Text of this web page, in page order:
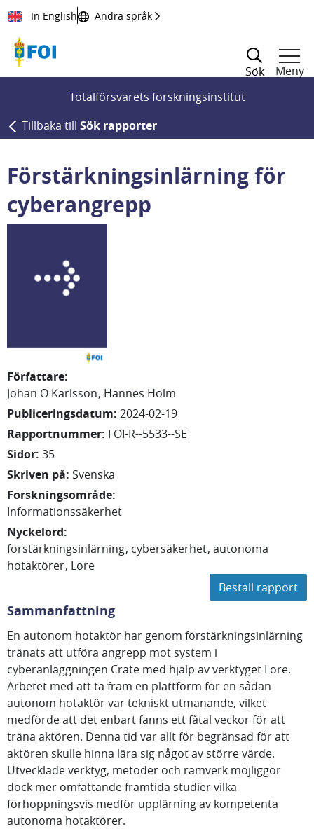
Till innehållet
In English Andra språk
Sök
Meny
Totalförsvarets forskningsinstitut
Tillbaka till Sök rapporter
Förstärkningsinlärning för
cyberangrepp
Författare:
Johan O Karlsson Hannes Holm
Publiceringsdatum: 2024-02-19
Rapportnummer: FOI-R--5533--SE
Sidor: 35
Skriven på: Svenska
Forskningsområde:
Informationssäkerhet
Nyckelord:
förstärkningsinlärning cybersäkerhet autonoma
hotaktörer Lore
Beställ rapport
Sammanfattning
En autonom hotaktör har genom förstärkningsinlärning
tränats att utföra angrepp mot system i
cyberanläggningen Crate med hjälp av verktyget Lore.
Arbetet med att ta fram en plattform för en sådan
autonom hotaktör var tekniskt utmanande, vilket
medförde att det enbart fanns ett fåtal veckor för att
träna aktören. Denna tid var allt för begränsad för att
aktören skulle hinna lära sig något av större värde.
Utvecklade verktyg, metoder och ramverk möjliggör
dock mer omfattande framtida studier vilka
förhoppningsvis medför upplärning av kompetenta
autonoma hotaktörer.